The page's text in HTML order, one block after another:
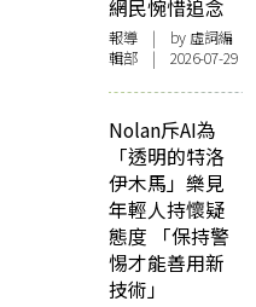
網民惋惜追念
報導 | by 虛詞編
輯部 | 2026-07-29
Nolan斥AI為
「透明的特洛
伊木馬」樂見
年輕人持懷疑
態度 「保持警
惕才能善用新
技術」